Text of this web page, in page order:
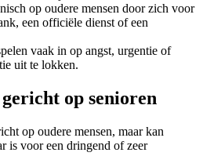
op oudere mensen door zich voor
een officiële dienst of een
vaak in op angst, urgentie of
uit te lokken.
op senioren
op oudere mensen, maar kan
is voor een dringend of zeer